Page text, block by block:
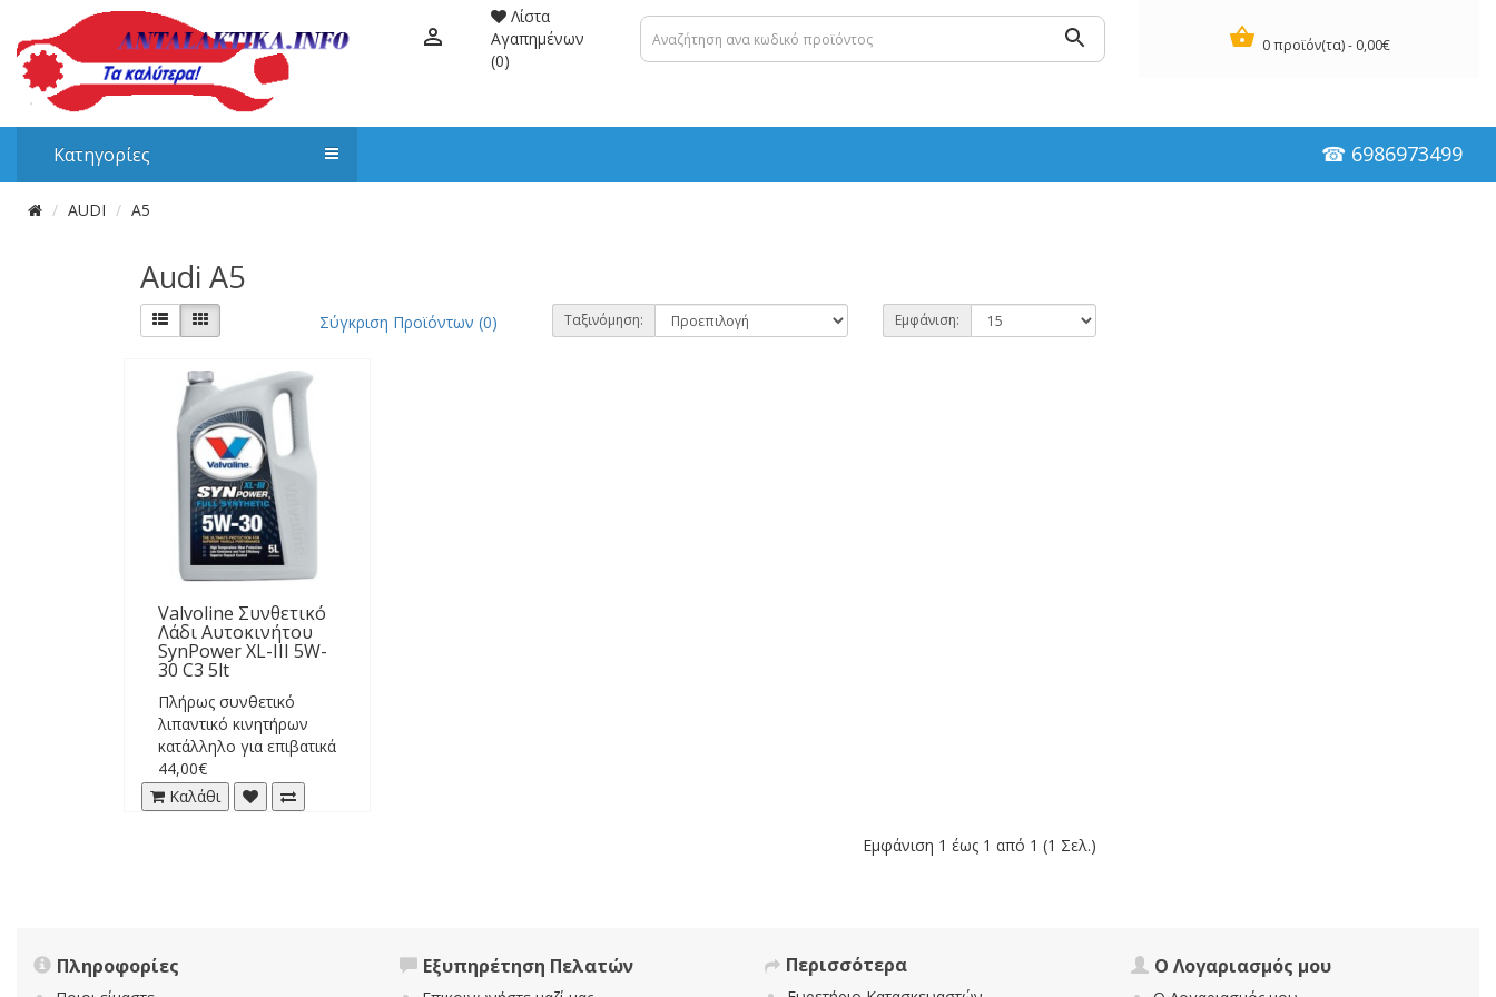
Λίστα
Αγαπημένων
(0)
0 προϊόν(τα) - 0,00€
Κατηγορίες ☎ 6986973499
AUDI A5
Audi A5
Σύγκριση Προϊόντων (0) Ταξινόμηση: Εμφάνιση:
Valvoline Συνθετικό
Λάδι Αυτοκινήτου
SynPower XL-III 5W-
30 C3 5lt
Πλήρως συνθετικό
λιπαντικό κινητήρων
κατάλληλο για επιβατικά
και ελαφρά
επαγγελματικά οχήματα
με τεχ..
44,00€
Καλάθι
Εμφάνιση 1 έως 1 από 1 (1 Σελ.)
Πληροφορίες Εξυπηρέτηση Πελατών Περισσότερα Ο Λογαριασμός μου